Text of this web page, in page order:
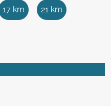
17 km 21 km